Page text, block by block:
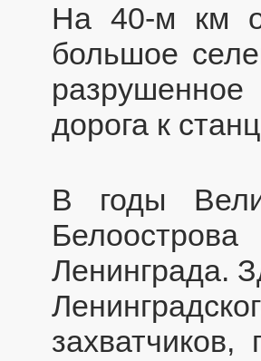
На 40-м км
большое
дорога к
В годы
Ленинграда.